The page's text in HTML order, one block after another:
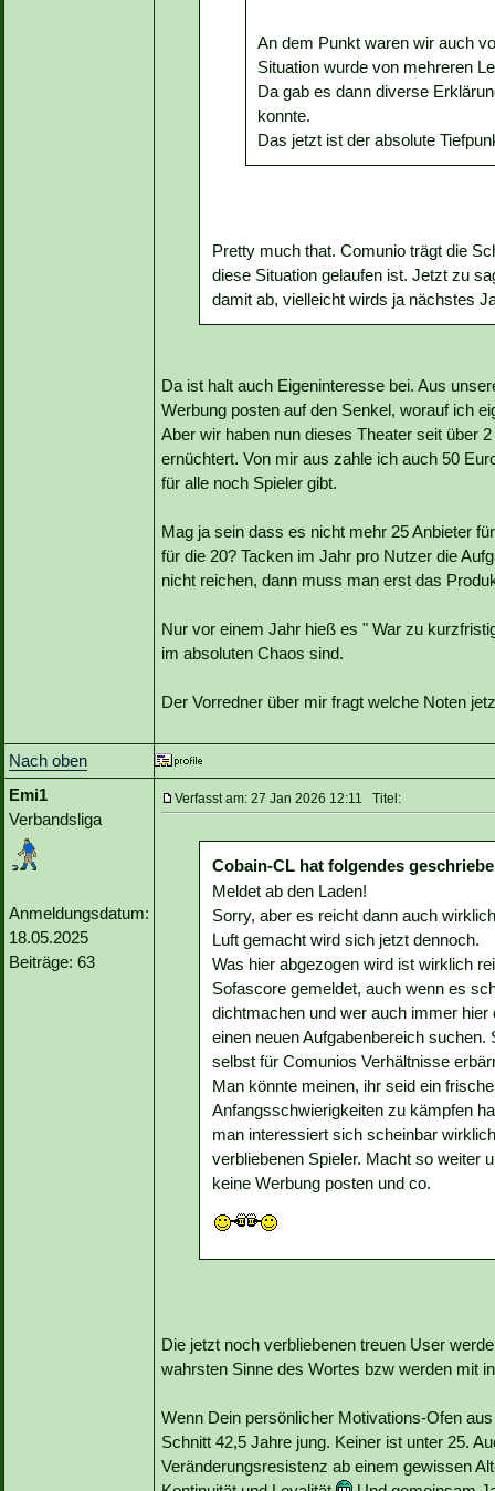
An dem Punkt waren wir auch
Situation wurde von mehreren
Da gab es dann diverse
konnte.
Das jetzt ist der absolute
Pretty much that. Comunio trägt die
diese Situation gelaufen ist. Jetzt zu
damit ab, vielleicht wirds ja nächstes
Da ist halt auch Eigeninteresse bei. Aus
Werbung posten auf den Senkel, worauf ich
Aber wir haben nun dieses Theater seit über
ernüchtert. Von mir aus zahle ich auch 50
für alle noch Spieler gibt.
Mag ja sein dass es nicht mehr 25 Anbieter
für die 20? Tacken im Jahr pro Nutzer die
nicht reichen, dann muss man erst das
Nur vor einem Jahr hieß es " War zu
im absoluten Chaos sind.
Der Vorredner über mir fragt welche Noten
Nach oben
Emi1
Verbandsliga
Anmeldungsdatum:
18.05.2025
Beiträge: 63
Verfasst am: 27 Jan 2026 12:11 Titel:
Cobain-CL hat folgendes
Meldet ab den Laden!
Sorry, aber es reicht dann auch
Luft gemacht wird sich jetzt dennoch.
Was hier abgezogen wird ist wirklich
Sofascore gemeldet, auch wenn es
dichtmachen und wer auch immer hier
einen neuen Aufgabenbereich
selbst für Comunios Verhältnisse
Man könnte meinen, ihr seid ein
Anfangsschwierigkeiten zu kämpfen
man interessiert sich scheinbar
verbliebenen Spieler. Macht so weiter
keine Werbung posten und co.
Die jetzt noch verbliebenen treuen User
wahrsten Sinne des Wortes bzw werden mit
Wenn Dein persönlicher Motivations-Ofen
Schnitt 42,5 Jahre jung. Keiner ist unter 25.
Veränderungsresistenz ab einem gewissen